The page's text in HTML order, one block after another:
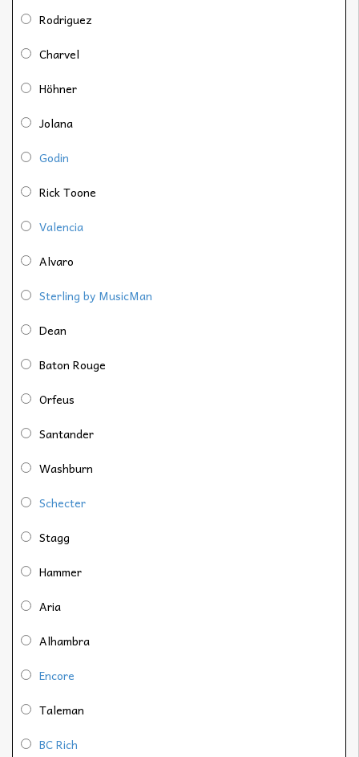
Rodriguez
Charvel
Höhner
Jolana
Godin
Rick Toone
Valencia
Alvaro
Sterling by MusicMan
Dean
Baton Rouge
Orfeus
Santander
Washburn
Schecter
Stagg
Hammer
Aria
Alhambra
Encore
Taleman
BC Rich